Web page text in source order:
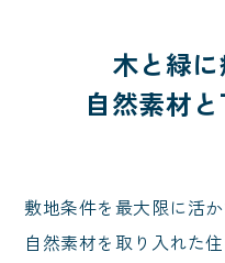
木と緑
自然素材
敷地条件を最大限に活
自然素材を取り入れた